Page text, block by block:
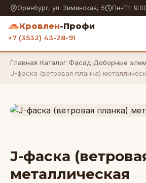
Оренбург, ул. Зиминская, 5 Пн-Пт:
Кровлен-Профи
+7 (3532) 43-28-91
Главная›Каталог›Фасад›Доборные
J-фаска (ветровая планка)
J-фаска
металлическая